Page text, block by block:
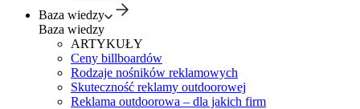
Baza wiedzy
Baza wiedzy
ARTYKUŁY
Ceny billboardów
Rodzaje nośników reklamowych
Skuteczność reklamy outdoorowej
Reklama outdoorowa – dla jakich firm